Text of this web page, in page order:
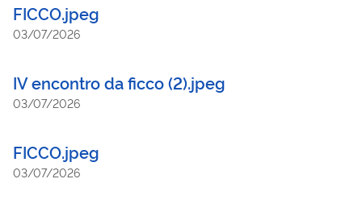
FICCO.jpeg
03/07/2026
IV encontro da ficco (2).jpeg
03/07/2026
FICCO.jpeg
03/07/2026